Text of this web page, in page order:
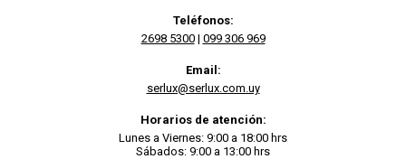
Teléfonos:
2698 5300| 099 306 969
Email:
serlux@serlux.com.uy
Horarios de atención:
Lunes a Viernes: 9:00 a 18:00 hrs
Sábados: 9:00 a 13:00 hrs